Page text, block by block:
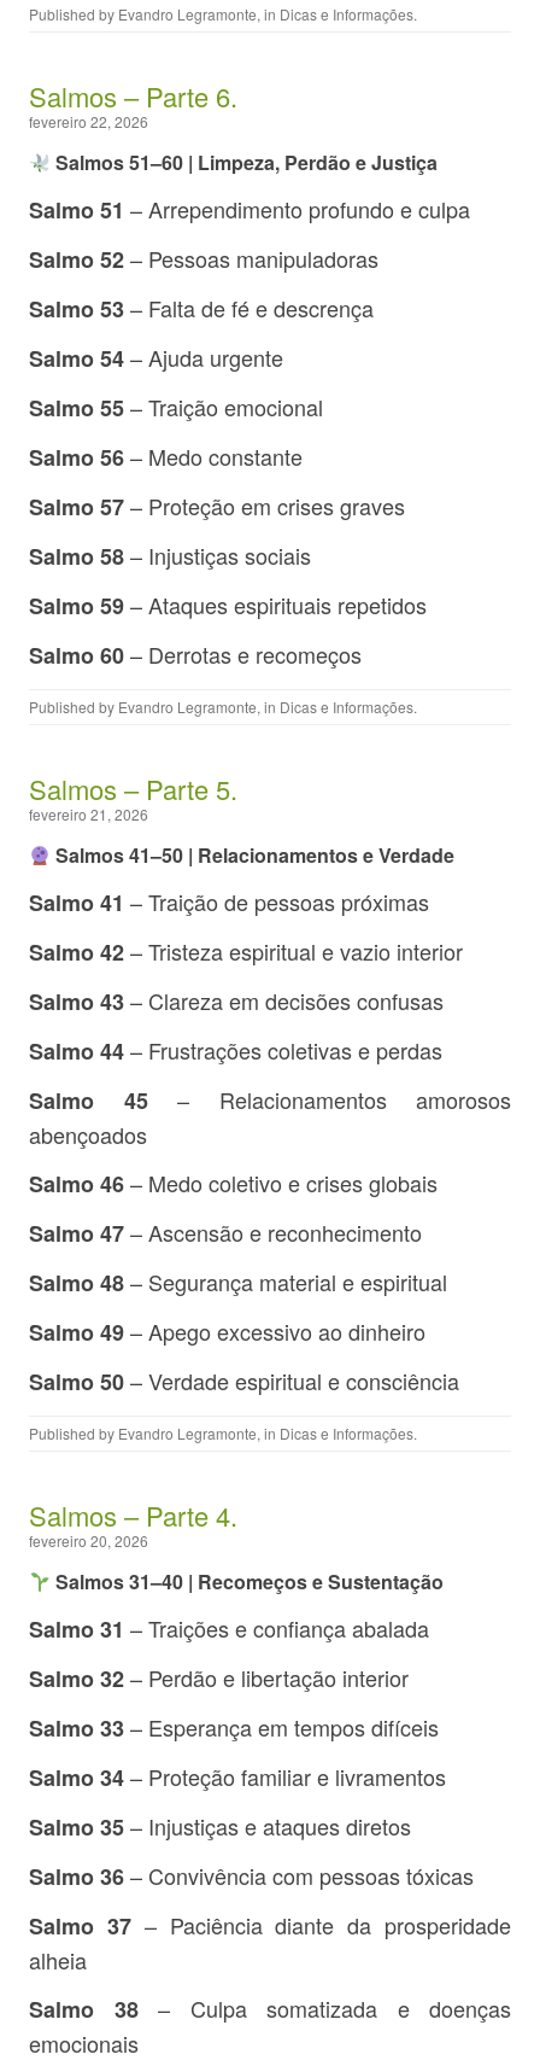
Published by Evandro Legramonte, in Dicas e Informações.
Salmos – Parte 6.
fevereiro 22, 2026
Salmos 51–60 | Limpeza, Perdão e Justiça
Salmo 51 – Arrependimento profundo e culpa
Salmo 52– Pessoas manipuladoras
Salmo 53– Falta de fé e descrença
Salmo 54– Ajuda urgente
Salmo 55– Traição emocional
Salmo 56– Medo constante
Salmo 57– Proteção em crises graves
Salmo 58– Injustiças sociais
Salmo 59– Ataques espirituais repetidos
Salmo 60– Derrotas e recomeços
Published by Evandro Legramonte, in Dicas e Informações.
Salmos – Parte 5.
fevereiro 21, 2026
Salmos 41–50 | Relacionamentos e Verdade
Salmo 41 – Traição de pessoas próximas
Salmo 42– Tristeza espiritual e vazio interior
Salmo 43– Clareza em decisões confusas
Salmo 44– Frustrações coletivas e perdas
Salmo 45– Relacionamentos amorosos
abençoados
Salmo 46– Medo coletivo e crises globais
Salmo 47– Ascensão e reconhecimento
Salmo 48– Segurança material e espiritual
Salmo 49– Apego excessivo ao dinheiro
Salmo 50– Verdade espiritual e consciência
Published by Evandro Legramonte, in Dicas e Informações.
Salmos – Parte 4.
fevereiro 20, 2026
Salmos 31–40 | Recomeços e Sustentação
Salmo 31 – Traições e confiança abalada
Salmo 32– Perdão e libertação interior
Salmo 33– Esperança em tempos difíceis
Salmo 34– Proteção familiar e livramentos
Salmo 35– Injustiças e ataques diretos
Salmo 36– Convivência com pessoas tóxicas
Salmo 37– Paciência diante da prosperidade
alheia
Salmo 38– Culpa somatizada e doenças
emocionais